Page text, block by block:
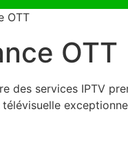
OTT
OTT
des services IPTV